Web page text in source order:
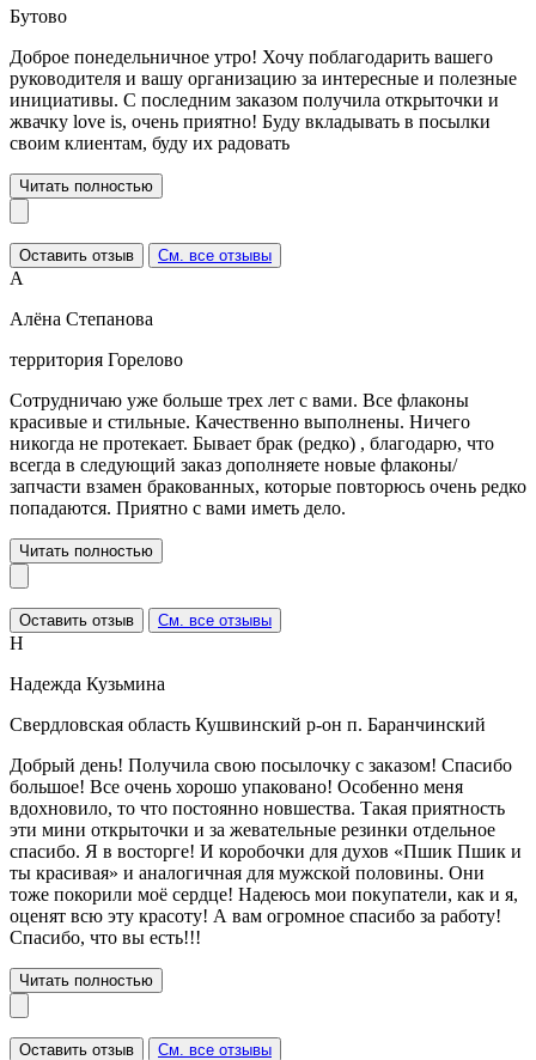
Бутово
Доброе понедельничное утро! Хочу поблагодарить вашего
руководителя и вашу организацию за интересные и полезные
инициативы. С последним заказом получила открыточки и
жвачку love is, очень приятно! Буду вкладывать в посылки
своим клиентам, буду их радовать
Читать полностью
Оставить отзыв См. все отзывы
А
Алёна Степанова
территория Горелово
Сотрудничаю уже больше трех лет с вами. Все флаконы
красивые и стильные. Качественно выполнены. Ничего
никогда не протекает. Бывает брак (редко) , благодарю, что
всегда в следующий заказ дополняете новые флаконы/
запчасти взамен бракованных, которые повторюсь очень редко
попадаются. Приятно с вами иметь дело.
Читать полностью
Оставить отзыв См. все отзывы
Н
Надежда Кузьмина
Свердловская область Кушвинский р-он п. Баранчинский
Добрый день! Получила свою посылочку с заказом! Спасибо
большое! Все очень хорошо упаковано! Особенно меня
вдохновило, то что постоянно новшества. Такая приятность
эти мини открыточки и за жевательные резинки отдельное
спасибо. Я в восторге! И коробочки для духов «Пшик Пшик и
ты красивая» и аналогичная для мужской половины. Они
тоже покорили моё сердце! Надеюсь мои покупатели, как и я,
оценят всю эту красоту! А вам огромное спасибо за работу!
Спасибо, что вы есть!!!
Читать полностью
Оставить отзыв См. все отзывы